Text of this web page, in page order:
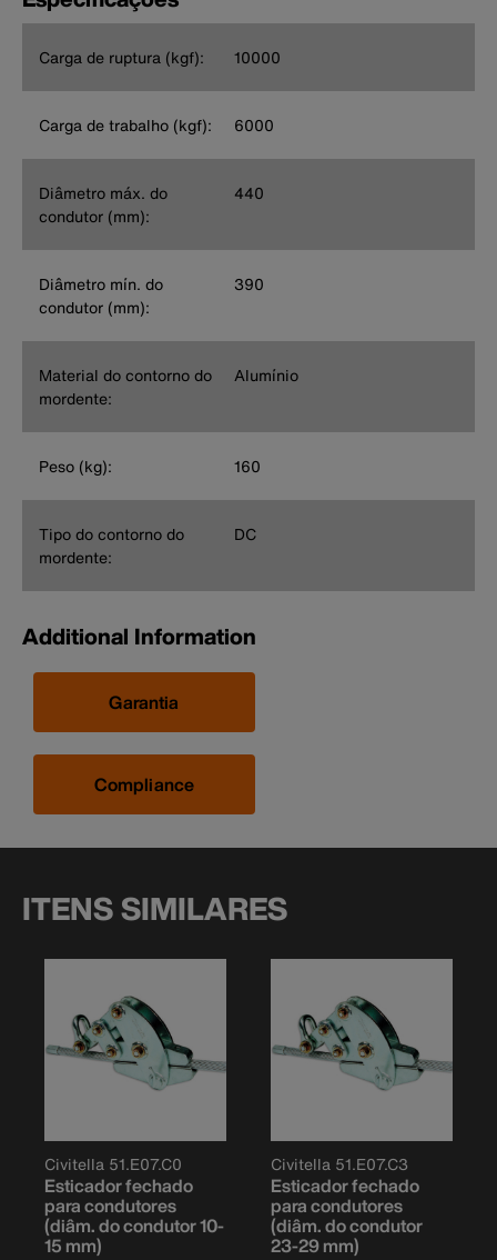
Carga de ruptura (kgf): 10000
Carga de trabalho (kgf): 6000
Diâmetro máx. do
condutor (mm):
440
Diâmetro mín. do
condutor (mm):
390
Material do contorno do
mordente:
Alumínio
Peso (kg): 160
Tipo do contorno do
mordente:
DC
Additional Information
Garantia
Compliance
ITENS SIMILARES
Civitella 51.E07.C0
Esticador fechado
para condutores
(diâm. do condutor 10-
15 mm)
Civitella 51.E07.C3
Esticador fechado
para condutores
(diâm. do condutor
23-29 mm)